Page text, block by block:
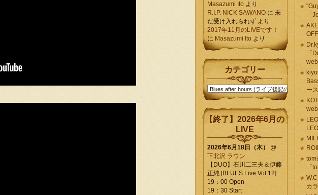
Masazumi Ito より
R.I.P. NICK SAWANO に 未
だ受け入れられず より
2017年11月のLIVEです！
に Masazumi Ito より
カテゴリー
カ
テ
リ
ー
【終了】2026年6月の
LIVE
2026年6月18日（木）
@
下北沢 ラウン
【DUO】石川二三夫＆伊藤
正純 [BLUES Live Vol.12]
19：00 Open
19：30 Start
「
「
ース
web
tom
「
カ